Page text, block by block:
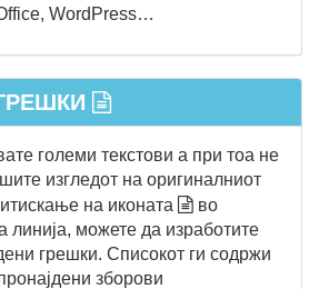
WordPress…
големи текстови а при тоа не
изгледот на оригиналниот
на иконата
во
линија, можете да изработите
грешки. Списокот ги содржи
зборови